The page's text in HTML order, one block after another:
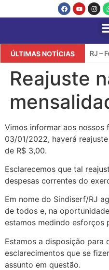
ÚLTIMAS NOTÍCIASSINDISERF/RJ –
Reajuste
Vimos informar aos
03/01/2022, haverá
de R$ 3,00.
Esclarecemos que tal
despesas correntes do
Em nome do Sindiserf/RJ
de todos e, na
estamos medindo esforços
Estamos a disposição para
esclarecimentos que se
assunto em questão.